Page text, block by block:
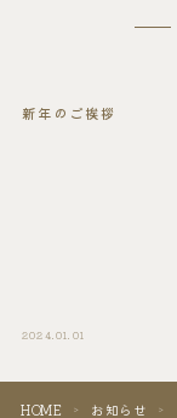
新年のご挨拶
2024.01.01
HOME ＞ お知らせ ＞